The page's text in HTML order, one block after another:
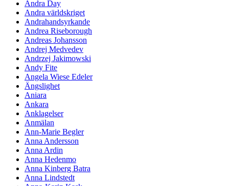
Andra Day
Andra världskriget
Andrahandsyrkande
Andrea Riseborough
Andreas Johansson
Andrej Medvedev
Andrzej Jakimowski
Andy Fite
Angela Wiese Edeler
Ängslighet
Aniara
Ankara
Anklagelser
Anmälan
Ann-Marie Begler
Anna Andersson
Anna Ardin
Anna Hedenmo
Anna Kinberg Batra
Anna Lindstedt